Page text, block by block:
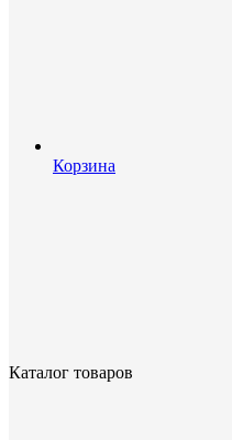
Корзина
Каталог товаров